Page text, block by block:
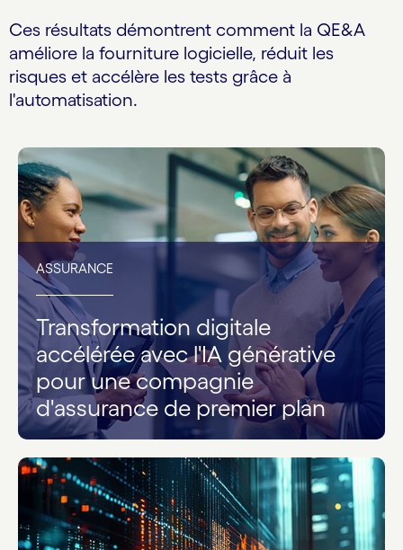
Ces résultats démontrent comment la QE&A
améliore la fourniture logicielle, réduit les
risques et accélère les tests grâce à
l'automatisation.
ASSURANCE
Transformation digitale
accélérée avec l'IA générative
pour une compagnie
d'assurance de premier plan